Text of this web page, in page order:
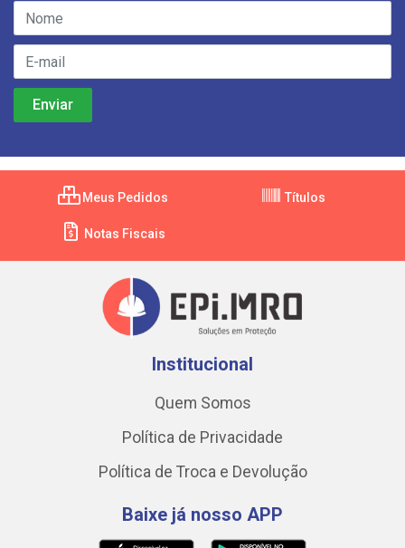
Meus Pedidos Títulos
Notas Fiscais
Institucional
Quem Somos
Política de Privacidade
Política de Troca e Devolução
Baixe já nosso APP